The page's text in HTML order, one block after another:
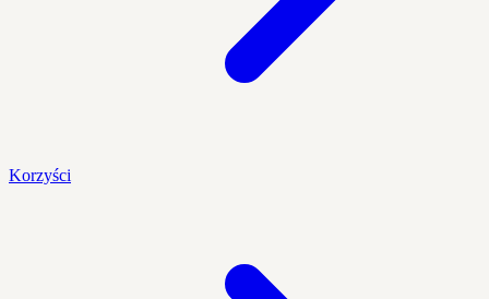
Korzyści